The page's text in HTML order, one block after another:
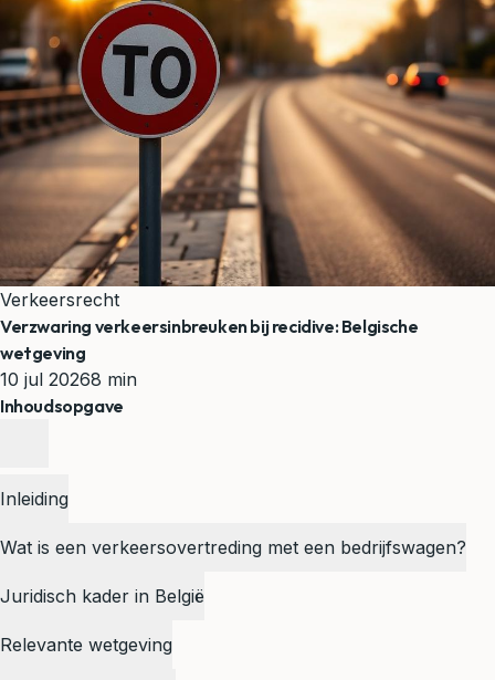
Verkeersrecht
Verzwaring verkeersinbreuken bij recidive: Belgische
wetgeving
10 jul 20268 min
Inhoudsopgave
Inleiding
Wat is een verkeersovertreding met een bedrijfswagen?
Juridisch kader in België
Relevante wetgeving